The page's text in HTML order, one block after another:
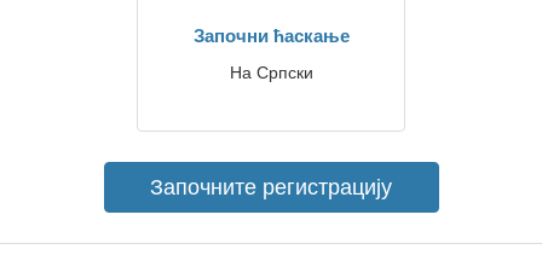
Започни ћаскање
На Српски
Започните регистрацију